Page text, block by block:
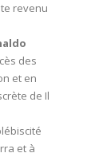
revenu
des
et en
de Il
et à